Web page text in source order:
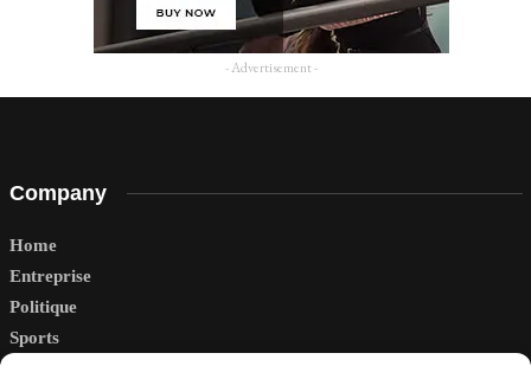
- Advertisement -
Company
Home
Entreprise
Politique
Sports